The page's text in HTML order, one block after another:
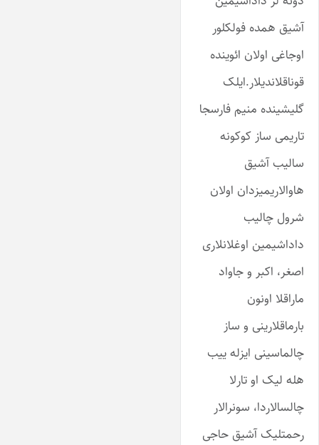
آشیق همده فولکلور
اوجاغی اولان ائوینده
قوناقلاندیلار.ایلک
گلیشینده منیم فارسجا
تاریمی ساز کوکونه
سالیب آشیق
هاوالاریمیزدان اولان
شرول چالیب
داداشیمین اوغلانلاری
اصغر، اکبر و جاواد
ماراقلا اونون
بارماقلارینی و ساز
چالماسینی ایزله ییب
هله لیک او تارلا
چالسالاردا، سونرالار
رحمتلیک آشیق حاجی